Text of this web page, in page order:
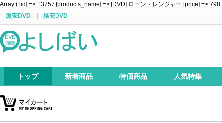
Array ( [id] => 13757 [products_name] => [DVD] ローン・レンジャー [price] => 798
激安DVD
格安DVD
トップ 新着商品 特価商品 人気特集